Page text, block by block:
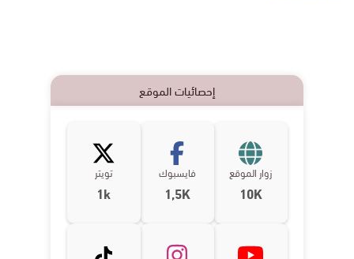
إحصائيات الموقع
زوار الموقع
10K
فايسبوك
1,5K
تويتر
1k